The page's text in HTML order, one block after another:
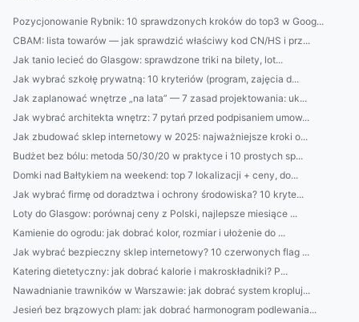
Pozycjonowanie Rybnik: 10 sprawdzonych kroków do top3 w Goog...
CBAM: lista towarów — jak sprawdzić właściwy kod CN/HS i prz...
Jak tanio lecieć do Glasgow: sprawdzone triki na bilety, lot...
Jak wybrać szkołę prywatną: 10 kryteriów (program, zajęcia d...
Jak zaplanować wnętrze „na lata” — 7 zasad projektowania: uk...
Jak wybrać architekta wnętrz: 7 pytań przed podpisaniem umow...
Jak zbudować sklep internetowy w 2025: najważniejsze kroki o...
Budżet bez bólu: metoda 50/30/20 w praktyce i 10 prostych sp...
Domki nad Bałtykiem na weekend: top 7 lokalizacji + ceny, do...
Jak wybrać firmę od doradztwa i ochrony środowiska? 10 kryte...
Loty do Glasgow: porównaj ceny z Polski, najlepsze miesiące ...
Kamienie do ogrodu: jak dobrać kolor, rozmiar i ułożenie do ...
Jak wybrać bezpieczny sklep internetowy? 10 czerwonych flag ...
Katering dietetyczny: jak dobrać kalorie i makroskładniki? P...
Nawadnianie trawników w Warszawie: jak dobrać system kropluj...
Jesień bez brązowych plam: jak dobrać harmonogram podlewania...